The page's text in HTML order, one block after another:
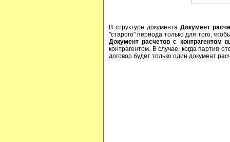
В структуре документа Документ
"старого" периода только для того,
Документ расчетов с контрагентом
контрагентом. В случае, когда партия
договор будет только один документ